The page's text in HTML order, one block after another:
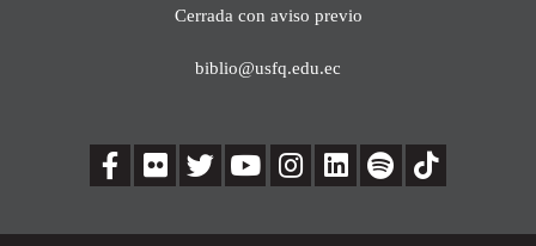
Cerrada con aviso previo
biblio@usfq.edu.ec